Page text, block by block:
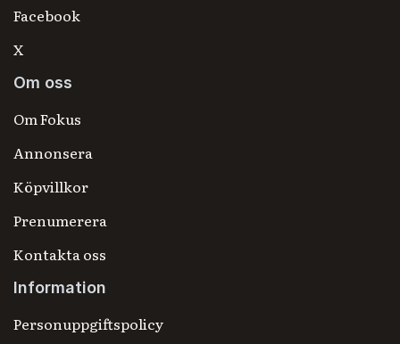
Facebook
X
Om oss
Om Fokus
Annonsera
Köpvillkor
Prenumerera
Kontakta oss
Information
Personuppgiftspolicy